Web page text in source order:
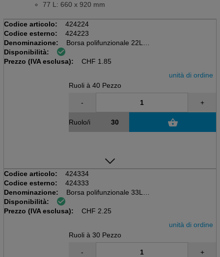
77 L: 660 x 920 mm
Codice articolo:
424224
Codice esterno:
424223
Denominazione:
Borsa polifunzionale 22L
500x560mm, HDPE 9my, nastro PP
Disponibilità:
Prezzo (IVA esclusa):
CHF 1.85
unità di ordine
Ruoli à 40 Pezzo
- +
Ruolo/i
Codice articolo:
424334
Codice esterno:
424333
Denominazione:
Borsa polifunzionale 33L
540x600mm, HDPE 10my, nastro PP
Disponibilità:
Prezzo (IVA esclusa):
CHF 2.25
unità di ordine
Ruoli à 30 Pezzo
- +